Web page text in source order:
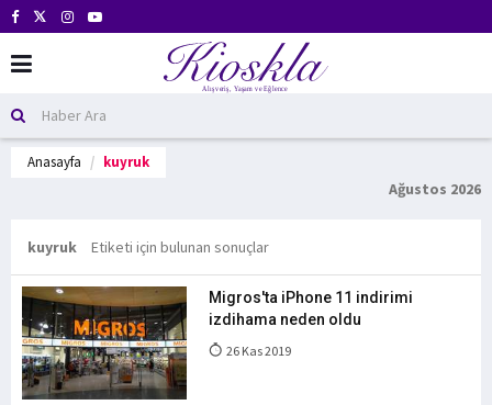
Anasayfa kuyruk
Ağustos 2026
kuyruk Etiketi için bulunan sonuçlar
Migros'ta iPhone 11 indirimi
izdihama neden oldu
26 Kas 2019